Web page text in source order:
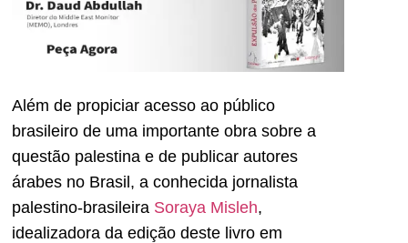
Além de propiciar acesso ao público
brasileiro de uma importante obra sobre a
questão palestina e de publicar autores
árabes no Brasil, a conhecida jornalista
palestino-brasileira Soraya Misleh,
idealizadora da edição deste livro em